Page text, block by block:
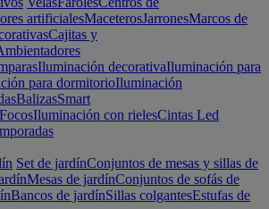
artificialesMaceterosJarronesMarcos de
Cajitas y
Iluminación decorativaIluminación para
para dormitorioIluminación
BalizasSmart
FocosIluminación con rielesCintas Led
Set de jardínConjuntos de mesas y sillas de
Mesas de jardínConjuntos de sofás de
Bancos de jardínSillas colgantesEstufas de